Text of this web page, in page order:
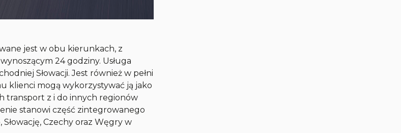
jest w obu kierunkach, z
24 godziny. Usługa
Słowacji. Jest również w pełni
klienci mogą wykorzystywać ją jako
transport z i do innych regionów
stanowi część zintegrowanego
Czechy oraz Węgry w